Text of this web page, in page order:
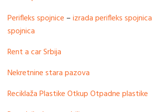
Perifleks spojnice –izrada perifleks spojnica
spojnica
Rent a car Srbija
Nekretnine stara pazova
Reciklaža PlastikeOtkup Otpadne plastike